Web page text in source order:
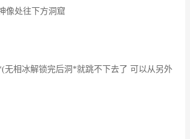
处往下方洞窟
相冰解锁完后洞*就跳不下去了 可以从另外